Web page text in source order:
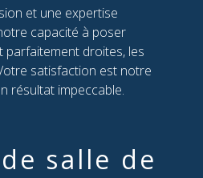
et une expertise
capacité à poser
parfaitement droites, les
satisfaction est notre
résultat impeccable.
salle de